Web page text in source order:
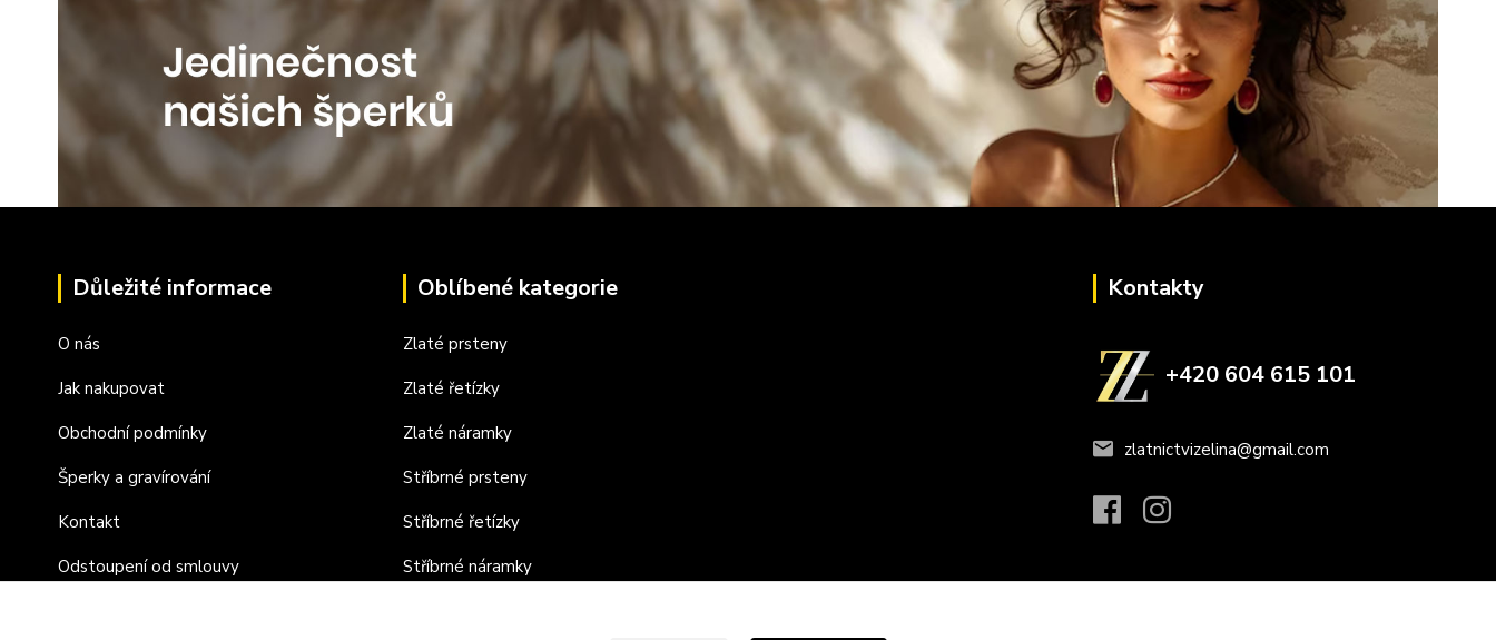
Důležité informace
O nás
Jak nakupovat
Obchodní podmínky
Šperky a gravírování
Kontakt
Odstoupení od smlouvy
Oblíbené kategorie
Zlaté prsteny
Zlaté řetízky
Zlaté náramky
Stříbrné prsteny
Stříbrné řetízky
Stříbrné náramky
Kontakty
+420 604 615 101
zlatnictvizelina@gmail.com